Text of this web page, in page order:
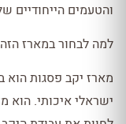
והטעמים הייחודיים
למה לבחור במארז
מארז יקב פסגות הוא
ישראלי איכותי. הוא